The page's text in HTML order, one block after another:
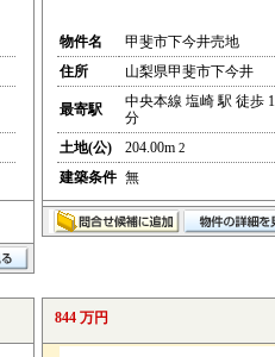
物件名
甲斐市下今井売地
住所
山梨県甲斐市下今井
最寄駅
中央本線 塩崎 駅 徒歩
分
土地(公)
204.00m 2
建築条件 無
844 万円